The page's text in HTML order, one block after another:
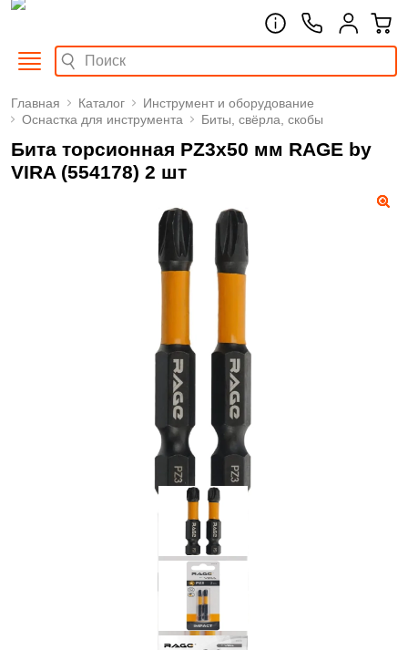
Главная Каталог
Инструмент и оборудование
Оснастка для инструмента
Биты, свёрла, скобы
Бита торсионная PZ3x50 мм RAGE by
VIRA (554178) 2 шт